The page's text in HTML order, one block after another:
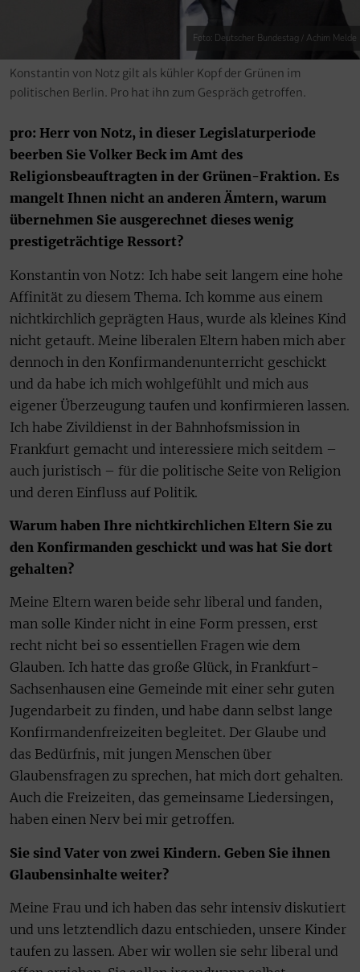
Foto: Deutscher Bundestag / Achim Melde
Konstantin von Notz gilt als kühler Kopf der Grünen im
politischen Berlin. Pro hat ihn zum Gespräch getroffen.
pro: Herr von Notz, in dieser Legislaturperiode
beerben Sie Volker Beck im Amt des
Religionsbeauftragten in der Grünen-Fraktion. Es
mangelt Ihnen nicht an anderen Ämtern, warum
übernehmen Sie ausgerechnet dieses wenig
prestigeträchtige Ressort?
Konstantin von Notz: Ich habe seit langem eine hohe
Affinität zu diesem Thema. Ich komme aus einem
nichtkirchlich geprägten Haus, wurde als kleines Kind
nicht getauft. Meine liberalen Eltern haben mich aber
dennoch in den Konfirmandenunterricht geschickt
und da habe ich mich wohlgefühlt und mich aus
eigener Überzeugung taufen und konfirmieren lassen.
Ich habe Zivildienst in der Bahnhofsmission in
Frankfurt gemacht und interessiere mich seitdem –
auch juristisch – für die politische Seite von Religion
und deren Einfluss auf Politik.
Warum haben Ihre nichtkirchlichen Eltern Sie zu
den Konfirmanden geschickt und was hat Sie dort
gehalten?
Meine Eltern waren beide sehr liberal und fanden,
man solle Kinder nicht in eine Form pressen, erst
recht nicht bei so essentiellen Fragen wie dem
Glauben. Ich hatte das große Glück, in Frankfurt-
Sachsenhausen eine Gemeinde mit einer sehr guten
Jugendarbeit zu finden, und habe dann selbst lange
Konfirmandenfreizeiten begleitet. Der Glaube und
das Bedürfnis, mit jungen Menschen über
Glaubensfragen zu sprechen, hat mich dort gehalten.
Auch die Freizeiten, das gemeinsame Liedersingen,
haben einen Nerv bei mir getroffen.
Sie sind Vater von zwei Kindern. Geben Sie ihnen
Glaubensinhalte weiter?
Meine Frau und ich haben das sehr intensiv diskutiert
und uns letztendlich dazu entschieden, unsere Kinder
taufen zu lassen. Aber wir wollen sie sehr liberal und